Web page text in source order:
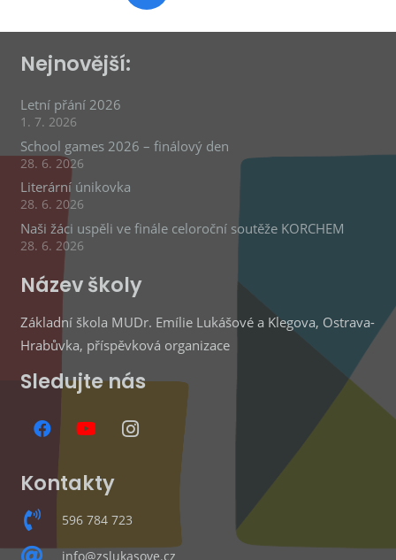
Nejnovější:
Letní přání 2026
1. 7. 2026
School games 2026 – finálový den
28. 6. 2026
Literární únikovka
28. 6. 2026
Naši žáci uspěli ve finále celoroční soutěže KORCHEM
28. 6. 2026
Název školy
Základní škola MUDr. Emílie Lukášové a Klegova, Ostrava-
Hrabůvka, příspěvková organizace
Sledujte nás
Kontakty
596 784 723
info@zslukasove.cz